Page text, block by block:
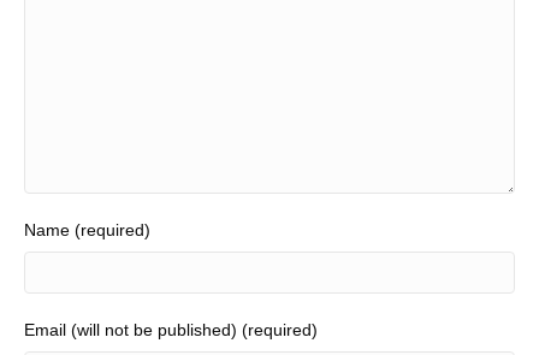
Name (required)
Email (will not be published) (required)